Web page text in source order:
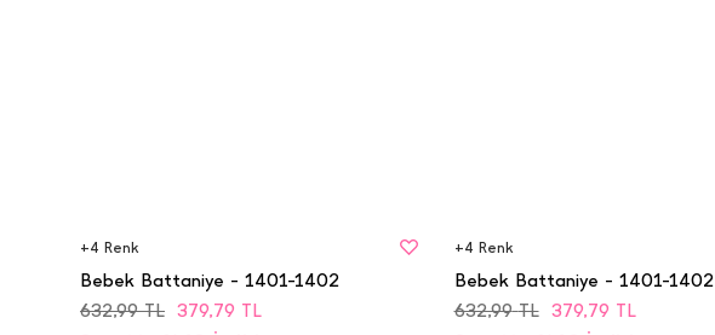
379,79 TL
632,99 TL
+4 Renk
Bebek Battaniye - 1401-1402
379,79 TL
632,99 TL
+4 Renk
Bebek Battaniye - 1401-1402